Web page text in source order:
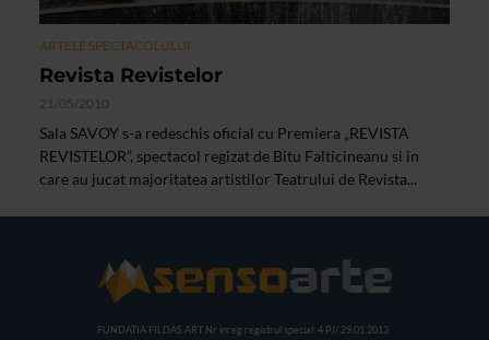
ARTELE SPECTACOLULUI
Revista Revistelor
21/05/2010
Sala SAVOY s-a redeschis oficial cu Premiera „REVISTA
REVISTELOR”, spectacol regizat de Bitu Falticineanu si in
care au jucat majoritatea artistilor Teatrului de Revista...
FUNDATIA FILDAS ART Nr inreg registrul special: 4 PJ/ 29.01.2013